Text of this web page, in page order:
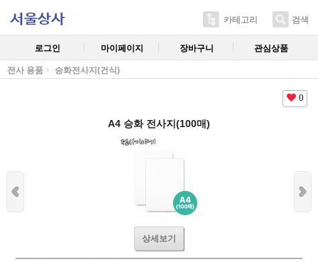
카테고리 검색
로그인 마이페이지 장바구니 관심상품
전사 용품 승화전사지(건식)
0
A4 승화 전사지(100매)
상세보기